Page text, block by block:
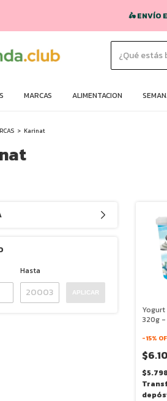
🛵 ENVÍO
MARCAS ALIMENTACION
> Karinat
Hasta
APLICAR
Yogurt
320g
-15%